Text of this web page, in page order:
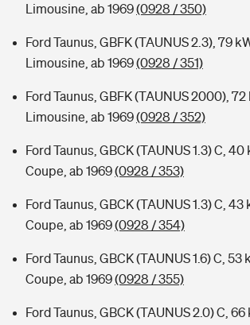
Limousine, ab 1969(0928 / 350)
Ford Taunus, GBFK (TAUNUS 2.3), 79
Limousine, ab 1969(0928 / 351)
Ford Taunus, GBFK (TAUNUS 2000), 72
Limousine, ab 1969(0928 / 352)
Ford Taunus, GBCK (TAUNUS 1.3) C, 40
Coupe, ab 1969(0928 / 353)
Ford Taunus, GBCK (TAUNUS 1.3) C, 43
Coupe, ab 1969(0928 / 354)
Ford Taunus, GBCK (TAUNUS 1.6) C, 53
Coupe, ab 1969(0928 / 355)
Ford Taunus, GBCK (TAUNUS 2.0) C, 66